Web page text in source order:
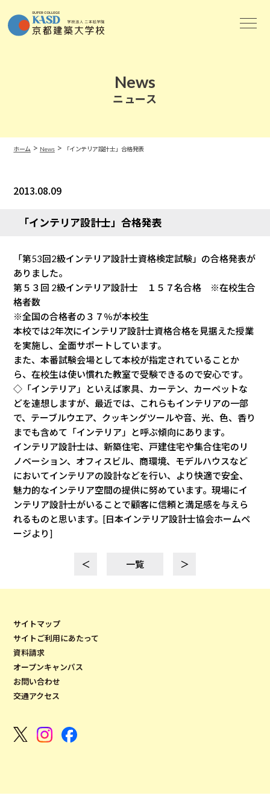
News
ニュース
ホーム > News> 「インテリア設計士」合格発表
2013.08.09
「インテリア設計士」合格発表
「第53回2級インテリア設計士資格検定試験」の合格発表が
ありました。
第５３回 2級インテリア設計士 １５７名合格 ※在校生合
格者数
※全国の合格者の３７％が本校生
本校では2年次にインテリア設計士資格合格を見据えた授業
を実施し、全面サポートしています。
また、本番試験会場として本校が指定されていることか
ら、在校生は使い慣れた教室で受験できるので安心です。
◇「インテリア」といえば家具、カーテン、カーペットな
どを連想しますが、最近では、これらもインテリアの一部
で、テーブルウエア、クッキングツールや音、光、色、香り
までも含めて「インテリア」と呼ぶ傾向にあります。
インテリア設計士は、新築住宅、戸建住宅や集合住宅のリ
ノベーション、オフィスビル、商環境、モデルハウスなど
においてインテリアの設計などを行い、より快適で安全、
魅力的なインテリア空間の提供に努めています。現場にイ
ンテリア設計士がいることで顧客に信頼と満足感を与えら
れるものと思います。[日本インテリア設計士協会ホームペ
ージより]
＜ 一覧 ＞
サイトマップ
サイトご利用にあたって
資料請求
オープンキャンパス
お問い合わせ
交通アクセス